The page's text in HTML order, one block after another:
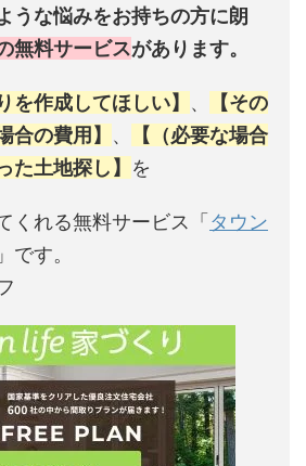
うな悩みをお持ちの方に朗
無料サービスがあります。
を作成してほしい】 、
【その
合の費用】 、
【（必要な場合
た土地探し】 を
くれる無料サービス「 タウン
」です。